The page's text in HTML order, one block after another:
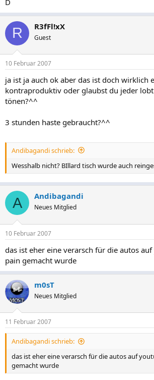
R R3fFl!xX
Guest
10 Februar 2007
ja ist ja auch ok aber das ist doch wirklich
kontraproduktiv oder glaubst du jeder
tönen?^^
3 stunden haste gebraucht?^^
Andibagandi schrieb:
Wesshalb nicht? BIllard tisch wurde auch
A Andibagandi
Neues Mitglied
10 Februar 2007
das ist eher eine verarsch für die autos
pain gemacht wurde
m0sT
Neues Mitglied
11 Februar 2007
Andibagandi schrieb:
das ist eher eine verarsch für die autos auf
gemacht wurde